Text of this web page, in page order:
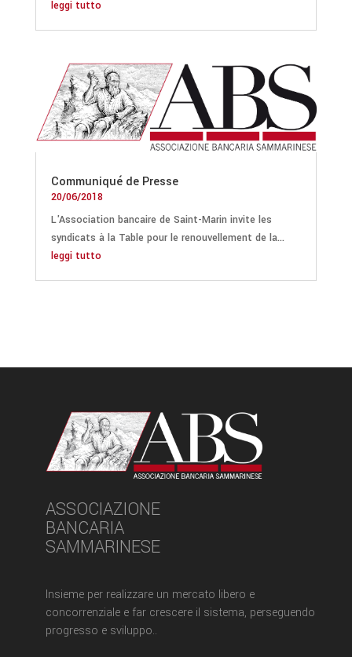
leggi tutto
Communiqué de Presse
20/06/2018
L'Association bancaire de Saint-Marin invite les
syndicats à la Table pour le renouvellement de la...
leggi tutto
ASSOCIAZIONE
BANCARIA
SAMMARINESE
Insieme per realizzare un mercato libero e
concorrenziale e far crescere il sistema, perseguendo
progresso e sviluppo..